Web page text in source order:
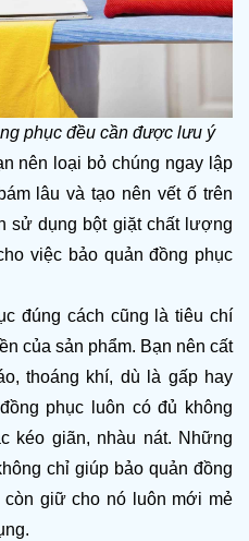
phục đều cần được lưu ý
nên loại bỏ chúng ngay lập
lâu và tạo nên vết ố trên
sử dụng bột giặt chất lượng
việc bảo quản đồng phục
đúng cách cũng là tiêu chí
của sản phẩm. Bạn nên cất
thoáng khí, dù là gấp hay
phục luôn có đủ không
kéo giãn, nhàu nát. Những
chỉ giúp bảo quản đồng
còn giữ cho nó luôn mới mẻ